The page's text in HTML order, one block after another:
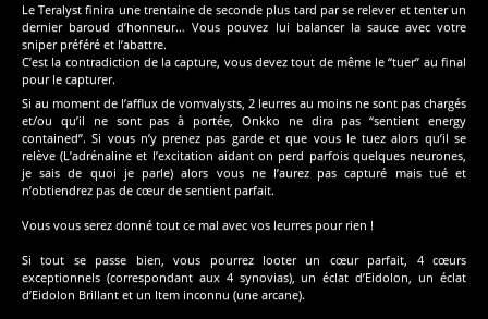
Le Teralyst finira une trentaine de seconde plus tard par se relever et tenter un
dernier baroud d’honneur… Vous pouvez lui balancer la sauce avec votre
sniper préféré et l’abattre.
C’est la contradiction de la capture, vous devez tout de même le “tuer” au final
pour le capturer.
Si au moment de l’afflux de vomvalysts, 2 leurres au moins ne sont pas chargés
et/ou qu’il ne sont pas à portée, Onkko ne dira pas “sentient energy
contained”. Si vous n’y prenez pas garde et que vous le tuez alors qu’il se
relève (L’adrénaline et l’excitation aidant on perd parfois quelques neurones,
je sais de quoi je parle) alors vous ne l’aurez pas capturé mais tué et
n’obtiendrez pas de cœur de sentient parfait.
Vous vous serez donné tout ce mal avec vos leurres pour rien !
Si tout se passe bien, vous pourrez looter un cœur parfait, 4 cœurs
exceptionnels (correspondant aux 4 synovias), un éclat d’Eidolon, un éclat
d’Eidolon Brillant et un Item inconnu (une arcane).